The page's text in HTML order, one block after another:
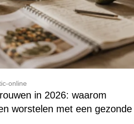
online
in 2026: waarom
worstelen met een gezonde